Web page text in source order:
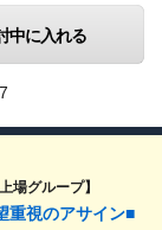
中に入れる
場グループ】
重視のアサイン■